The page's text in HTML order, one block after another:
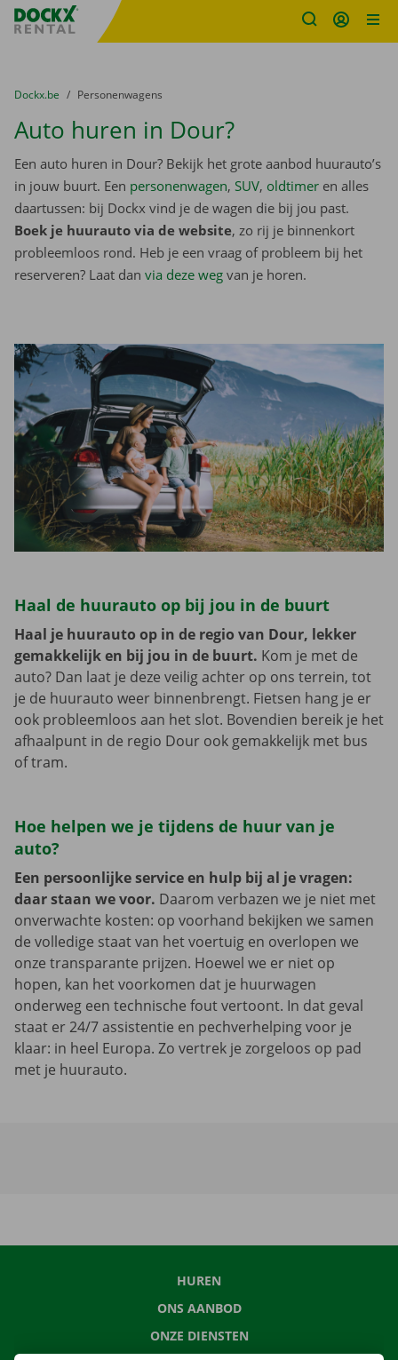
Fratello DEMO
U bevindt zich hier:
van
Dockx.be naar
Personenwagens
Auto huren in Dour?
Een auto huren in Dour? Bekijk het grote aanbod huurauto’s
in jouw buurt. Een personenwagen, SUV, oldtimer en alles
daartussen: bij Dockx vind je de wagen die bij jou past.
Boek je huurauto via de website, zo rij je binnenkort
probleemloos rond. Heb je een vraag of probleem bij het
reserveren? Laat dan via deze weg van je horen.
Haal de huurauto op bij jou in de buurt
Haal je huurauto op in de regio van Dour, lekker
gemakkelijk en bij jou in de buurt. Kom je met de
auto? Dan laat je deze veilig achter op ons terrein, tot
je de huurauto weer binnenbrengt. Fietsen hang je er
ook probleemloos aan het slot. Bovendien bereik je het
afhaalpunt in de regio Dour ook gemakkelijk met bus
of tram.
Hoe helpen we je tijdens de huur van je
auto?
Een persoonlijke service en hulp bij al je vragen:
daar staan we voor. Daarom verbazen we je niet met
onverwachte kosten: op voorhand bekijken we samen
de volledige staat van het voertuig en overlopen we
onze transparante prijzen. Hoewel we er niet op
hopen, kan het voorkomen dat je huurwagen
onderweg een technische fout vertoont. In dat geval
staat er 24/7 assistentie en pechverhelping voor je
klaar: in heel Europa. Zo vertrek je zorgeloos op pad
met je huurauto.
HUREN
ONS AANBOD
ONZE DIENSTEN